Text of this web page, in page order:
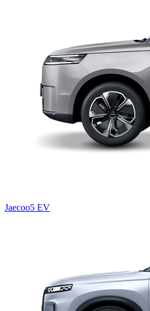
Jaecoo5 EV